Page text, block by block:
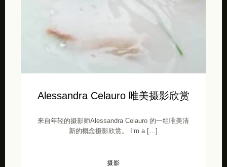
Alessandra Celauro 唯美摄影欣赏
来自年轻的摄影师Alessandra Celauro 的一组唯美清
新的概念摄影欣赏。 I’m a […]
摄影